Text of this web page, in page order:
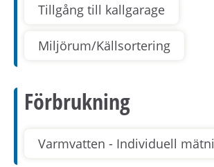
Tillgång till kallgarage
Miljörum/Källsortering
Förbrukning
Varmvatten - Individuell